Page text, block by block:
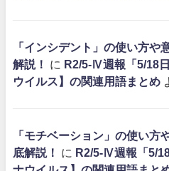
「インシデント」の使い方や
解説！
に R2/5-Ⅳ週報「5/18
ウイルス】の関連用語まとめ
「モチベーション」の使い方
底解説！
に R2/5-Ⅳ週報「5/